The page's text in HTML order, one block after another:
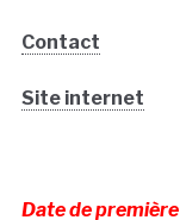
Contact
Site internet
Date de